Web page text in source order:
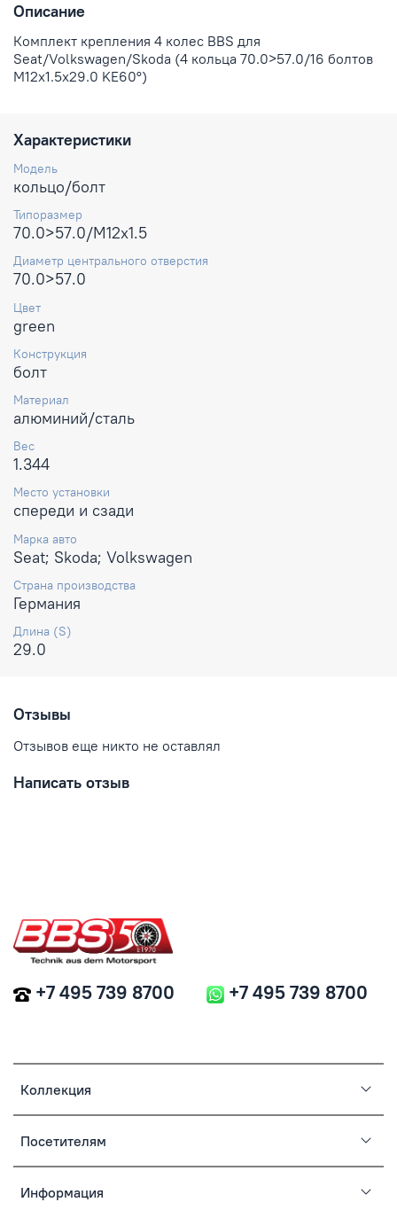
Описание
Комплект крепления 4 колес BBS для
Seat/Volkswagen/Skoda (4 кольца 70.0>57.0/16 болтов
M12x1.5x29.0 KE60°)
Характеристики
Модель
кольцо/болт
Типоразмер
70.0>57.0/M12x1.5
Диаметр центрального отверстия
70.0>57.0
Цвет
green
Конструкция
болт
Материал
алюминий/сталь
Вес
1.344
Место установки
спереди и сзади
Марка авто
Seat; Skoda; Volkswagen
Страна производства
Германия
Длина (S)
29.0
Отзывы
Отзывов еще никто не оставлял
Написать отзыв
Коллекция
Посетителям
Информация
+7 495 739 8700 +7 495 739 8700